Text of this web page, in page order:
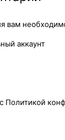
вам
аккаунт
Политикой